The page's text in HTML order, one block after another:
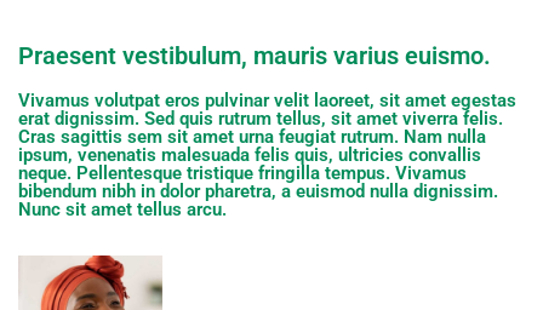
Praesent vestibulum, mauris varius euismo.
Vivamus volutpat eros pulvinar velit laoreet, sit amet egestas
erat dignissim. Sed quis rutrum tellus, sit amet viverra felis.
Cras sagittis sem sit amet urna feugiat rutrum. Nam nulla
ipsum, venenatis malesuada felis quis, ultricies convallis
neque. Pellentesque tristique fringilla tempus. Vivamus
bibendum nibh in dolor pharetra, a euismod nulla dignissim.
Nunc sit amet tellus arcu.